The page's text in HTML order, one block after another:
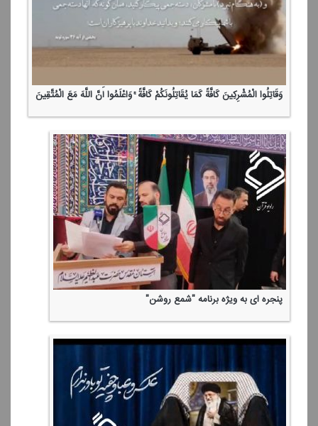
وَقَاتِلُوا الْمُشْرِكِینَ كَافَّةً كَمَا یُقَاتِلُونَكُمْ كَافَّةً ۚ وَاعْلَمُوا أَنَّ اللَّهَ مَعَ الْمُتَّقِینَ
پنجره ای به ویژه برنامه "شمع روشن"